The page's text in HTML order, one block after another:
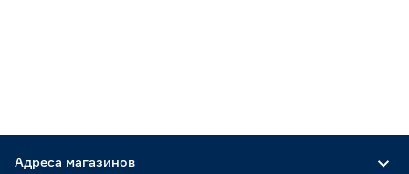
Адреса магазинов